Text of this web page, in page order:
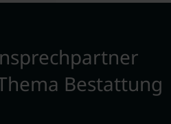
Bestattung